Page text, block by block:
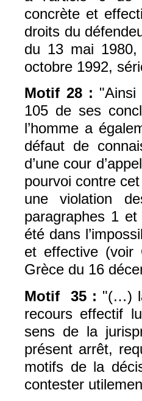
concrète et
droits du
du 13 mai
octobre 1992,
Motif 28 : "Ainsi
105 de ses
l’homme a
défaut de
d’une cour
pourvoi contre
une violation
paragraphes 1
été dans
et effective (voir
Grèce du 16
Motif 35 : "(…)
recours effectif
sens de la
présent arrêt,
motifs de la
contester